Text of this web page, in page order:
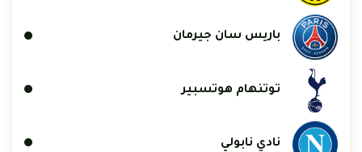
باريس سان جيرمان
توتنهام هوتسبير
نادي نابولي